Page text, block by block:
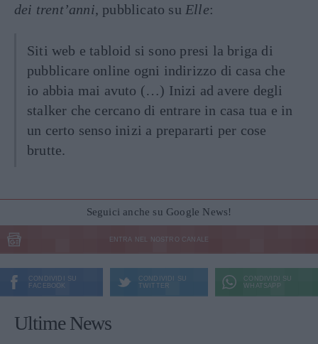
dei trent’anni, pubblicato su Elle:
Siti web e tabloid si sono presi la briga di
pubblicare online ogni indirizzo di casa che
io abbia mai avuto (…) Inizi ad avere degli
stalker che cercano di entrare in casa tua e in
un certo senso inizi a prepararti per cose
brutte.
Seguici anche su Google News!
ENTRA NEL NOSTRO CANALE
CONDIVIDI SU
FACEBOOK
CONDIVIDI SU
TWITTER
CONDIVIDI SU
WHATSAPP
Ultime News